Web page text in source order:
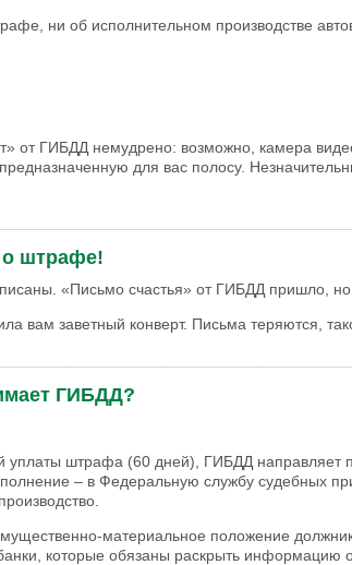
ни об исполнительном производстве
от ГИБДД немудрено: возможно, камера
для вас полосу.
штрафе!
«Письмо счастья» от ГИБДД пришло, но
вам заветный конверт. Письма теряются,
ГИБДД?
уплаты штрафа (60 дней), ГИБДД направляет
– в Федеральную службу судебных
материальное положение
которые обязаны раскрыть информацию